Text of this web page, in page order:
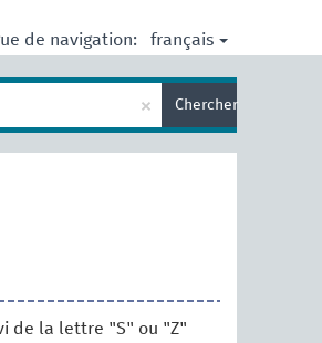
de navigation: français
× Chercher
de la lettre "S" ou "Z"